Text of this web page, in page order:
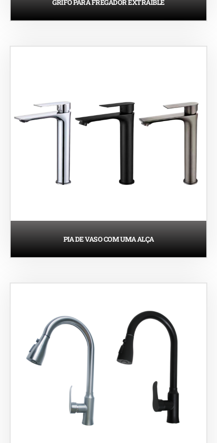
GRIFO PARA FREGADOR EXTRAIBLE
PIA DE VASO COM UMA ALÇA